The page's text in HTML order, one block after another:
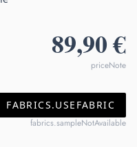
89,90 €
priceNote
FABRICS.USEFABRIC
fabrics.sampleNotAvailable